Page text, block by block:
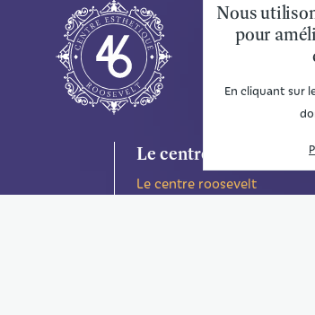
Le centre
Le centre roosevelt
Nous
pour
En cliquant sur